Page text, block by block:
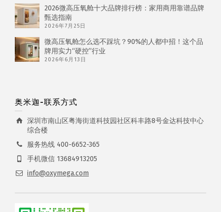
2026微高压氧舱十大品牌排行榜：家用商用靠谱品牌
甄选指南
2026年7月25日
微高压氧舱怎么选不踩坑？90%的人都中招！这个品
牌用实力“硬控”行业
2026年6月13日
奥米迦-联系方式
深圳市南山区粤海街道科技园社区科丰路8号金达科技中心
综合楼
服务热线 400-6652-365
手机微信 13684913205
info@oxymega.com